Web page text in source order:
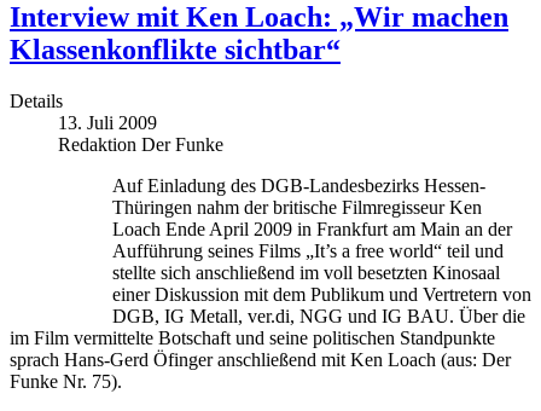
Interview mit Ken Loach: „Wir machen
Klassenkonflikte sichtbar“
Details
13. Juli 2009
Redaktion Der Funke
Auf Einladung des DGB-Landesbezirks Hessen-
Thüringen nahm der britische Filmregisseur Ken
Loach Ende April 2009 in Frankfurt am Main an der
Aufführung seines Films „It’s a free world“ teil und
stellte sich anschließend im voll besetzten Kinosaal
einer Diskussion mit dem Publikum und Vertretern von
DGB, IG Metall, ver.di, NGG und IG BAU. Über die
im Film vermittelte Botschaft und seine politischen Standpunkte
sprach Hans-Gerd Öfinger anschließend mit Ken Loach (aus: Der
Funke Nr. 75).